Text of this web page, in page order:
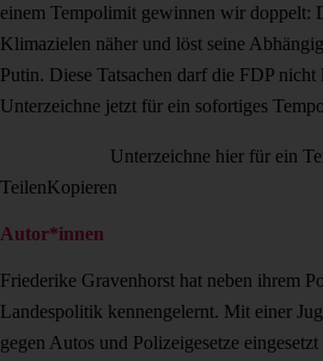
einem Tempolimit gewinnen wir doppelt:
Klimazielen näher und löst seine
Putin. Diese Tatsachen darf die FDP nicht
Unterzeichne jetzt für ein sofortiges
Unterzeichne hier für ein
TeilenKopieren
Autor*innen
Friederike Gravenhorst hat neben ihrem
Landespolitik kennengelernt. Mit einer
gegen Autos und Polizeigesetze